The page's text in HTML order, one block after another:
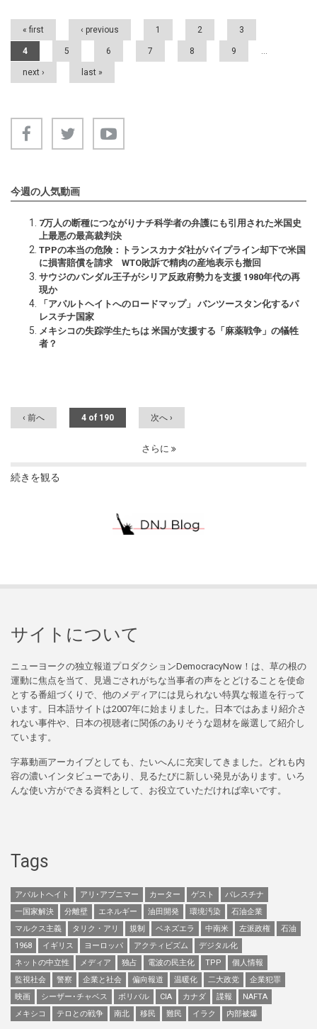
Pages
« first ‹ previous 1 2 3
4 5 6 7 8 9
next › last »
今週の人気動画
7万人の断種につながりナチ科学者の弁護にも引用された米国史
上最悪の最高裁判決
TPPの本当の危険：トランスカナダ社がパイプライン却下で米国
に損害賠償を請求 WTO敗訴で精肉の産地表示も撤回
サウジのバンダル王子がシリア反政府勢力を支援 1980年代の再
現か
「アパルトヘイトへのロードマップ」 バンツースタン化するパ
レスチナ国家
メキシコの失踪学生たちは 米国が支援する「麻薬戦争」の犠牲
者？
‹ 前へ 4 of 190 次へ ›
さらに
続きを観る
サイトについて
ニューヨークの独立報道プロダクションDemocracyNow！は、草の根の
運動に焦点を当て、見過ごされがちな当事者の声をとどけることを使命
とする番組づくりで、他のメディアには見られない特異な報道を行って
います。日本語サイトは2007年に始まりました。日本ではあまり紹介さ
れない事件や、日本の視聴者に関係のありそうな題材を厳選して紹介し
ています。
字幕動画アーカイブとしても、たいへんに充実してきました。どれも内
容の濃いインタビューであり、見るたびに新しい発見があります。いろ
んな使い方ができる資料として、お役立ていただければ幸いです。
Tags
アパルトヘイト アリ･アブニマー カーター ゲスト
パレスチナ
一国家解決
分離壁 エネルギー 油田開発 環境汚染
石油企業
マルクス主義
タリク・アリ 規制 ベネズエラ 中南米 左派政権
石油
1968
イギリス ヨーロッパ アクティビズム
デジタル化
ネットの中立性
メディア 独占 電波の民主化 TPP
個人情報
監視社会
警察 企業と社会 偏向報道 温暖化 二大政党
企業犯罪
映画
シーザー･チャベス ボリバル CIA カナダ 諜報
NAFTA
メキシコ
テロとの戦争 南北 移民 難民 イラク 内部被爆